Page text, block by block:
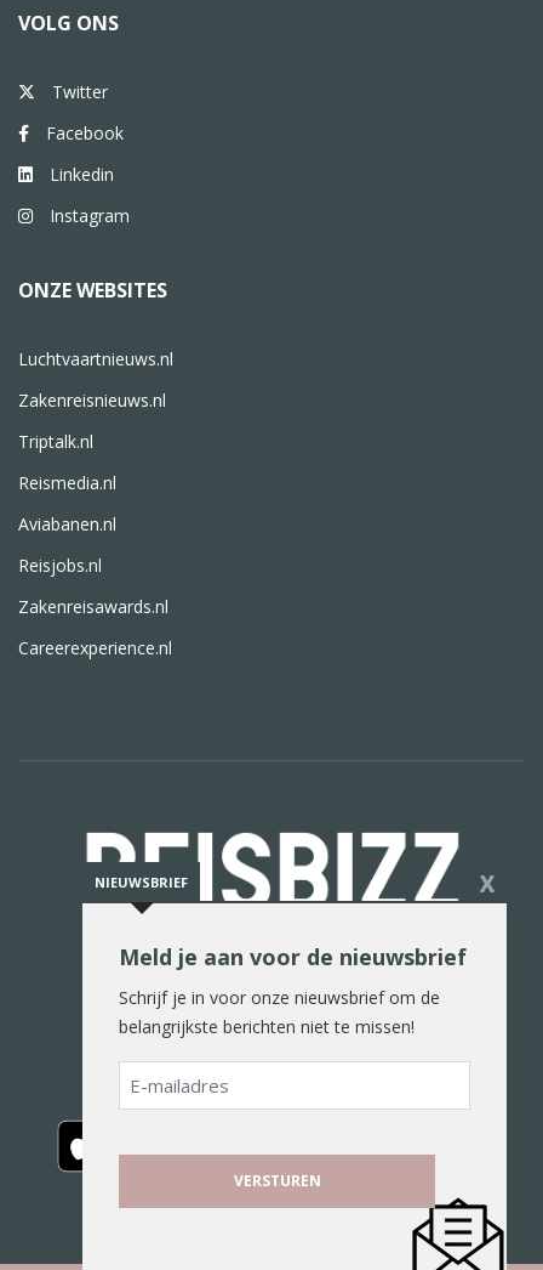
VOLG ONS
Twitter
Facebook
Linkedin
Instagram
ONZE WEBSITES
Luchtvaartnieuws.nl
Zakenreisnieuws.nl
Triptalk.nl
Reismedia.nl
Aviabanen.nl
Reisjobs.nl
Zakenreisawards.nl
Careerexperience.nl
De reiswereld in woord en beeld
NIEUWSBRIEF X
Meld je aan voor de nieuwsbrief
Schrijf je in voor onze nieuwsbrief om de
belangrijkste berichten niet te missen!
E-
mailadres